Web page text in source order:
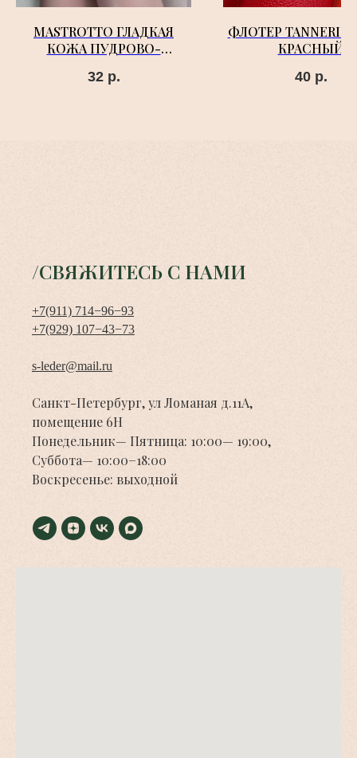
MASTROTTO ГЛАДКАЯ
КОЖА ПУДРОВО-
32 р.
ФЛОТЕР TANNERIES
КРАСНЫЙ
40 р.
/СВЯЖИТЕСЬ С НАМИ
+7(911) 714−96−93
+7(929) 107−43−73
s-leder@mail.ru
Санкт-Петербург, ул Ломаная д.11А,
помещение 6Н
Понедельник— Пятница: 10:00— 19:00,
Суббота— 10:00−18:00
Воскресенье: выходной